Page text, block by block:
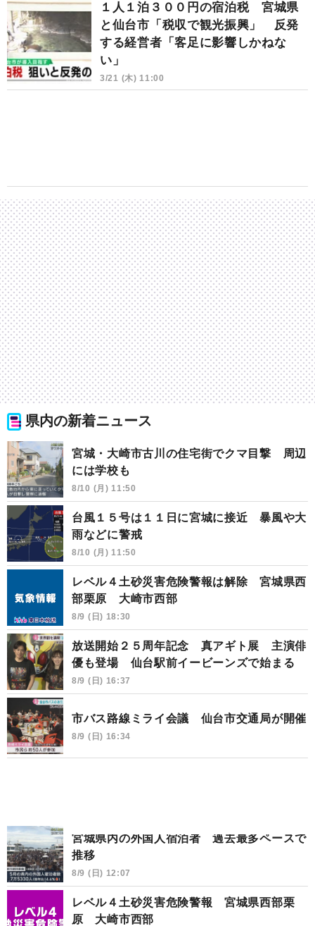
１人１泊３００円の宿泊税 宮城県
と仙台市「税収で観光振興」 反発
する経営者「客足に影響しかねな
い」
3/21 (木) 11:00
県内の新着ニュース
宮城・大崎市古川の住宅街でクマ目撃 周辺
には学校も
8/10 (月) 11:50
台風１５号は１１日に宮城に接近 暴風や大
雨などに警戒
8/10 (月) 11:50
レベル４土砂災害危険警報は解除 宮城県西
部栗原 大崎市西部
8/9 (日) 18:30
放送開始２５周年記念 真アギト展 主演俳
優も登場 仙台駅前イービーンズで始まる
8/9 (日) 16:37
市バス路線ミライ会議 仙台市交通局が開催
8/9 (日) 16:34
宮城県内の外国人宿泊者 過去最多ペースで
推移
8/9 (日) 12:07
レベル４土砂災害危険警報 宮城県西部栗
原 大崎市西部